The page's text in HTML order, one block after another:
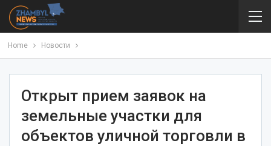
Home Новости
Открыт прием заявок на
земельные участки для
объектов уличной торговли в